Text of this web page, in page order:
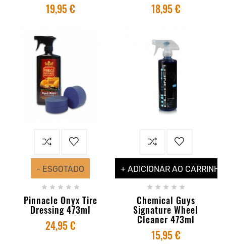
19,95 € 18,95 €
- ESGOTADO
    
Pinnacle Onyx Tire
Dressing 473ml
24,95 €
+ ADICIONAR AO CARRINHO
    
Chemical Guys
Signature Wheel
Cleaner 473ml
15,95 €